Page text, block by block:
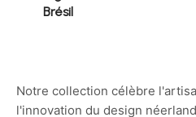
Brésil
Notre collection célèbre
l'innovation du design